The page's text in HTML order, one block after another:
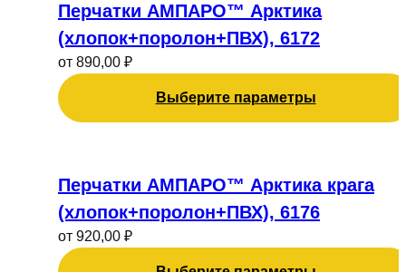
Перчатки АМПАРО™ Арктика
(хлопок+поролон+ПВХ), 6172
от 890,00 ₽
Выберите параметры
товар
имеет
несколько
вариаций.
Опции
можно
странице
товара.
Перчатки АМПАРО™ Арктика крага
(хлопок+поролон+ПВХ), 6176
от 920,00 ₽
товар
имеет
несколько
вариаций.
Опции